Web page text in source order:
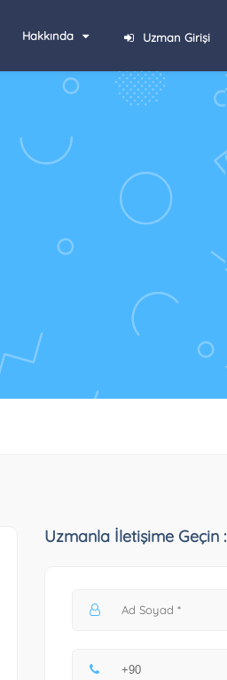
Uzman Girişi
Hakkında
Uzmanla İletişime Geçin :